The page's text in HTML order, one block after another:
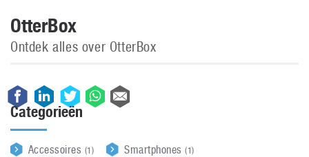
OtterBox
Ontdek alles over OtterBox
Categorieën
Accessoires (1) Smartphones(1)